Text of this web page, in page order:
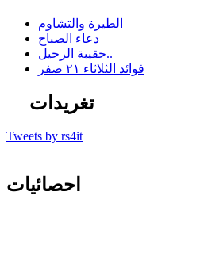
الطيرة والتشاوم
دعاء الصباح
حقيبة الرحيل..
فوائد الثلاثاء ٢١ صفر
تغريدات
Tweets by rs4it
احصائيات